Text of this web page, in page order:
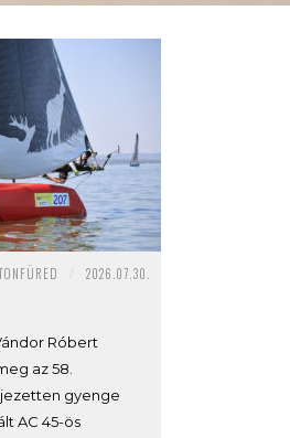
2026.07.30.
Róbert
az 58.
gyenge
AC 45-ös